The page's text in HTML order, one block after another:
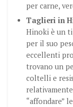
per carne,
Taglieri in
Hinoki è un
per il suo
eccellenti
trovano un
coltelli e
“affondare”